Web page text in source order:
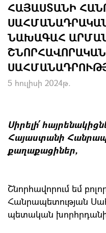
ՀԱՅԱՍՏԱՆԻ
ՆԱԽԱԳԱՀ
5 հուլիսի 2024թ.
Սիրելի՛
Հայաստանի
քաղաքացիներ,
Շնորհավորում եմ
Հանրապետության
պետական